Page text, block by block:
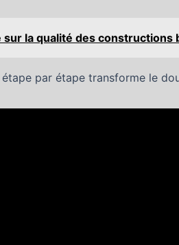
sur la qualité des constructions
par étape transforme le